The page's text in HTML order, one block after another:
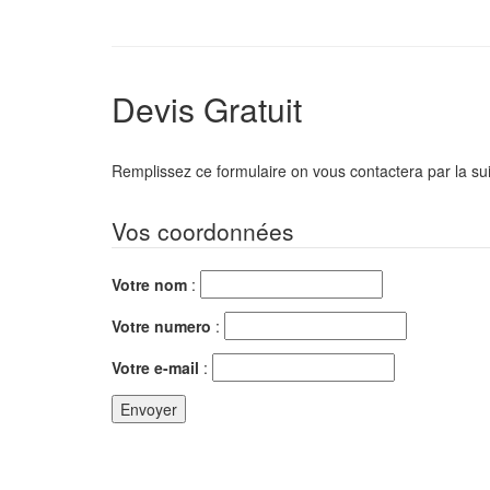
Devis Gratuit
Remplissez ce formulaire on vous contactera par la
Vos coordonnées
Votre nom :
Votre numero :
Votre e-mail :